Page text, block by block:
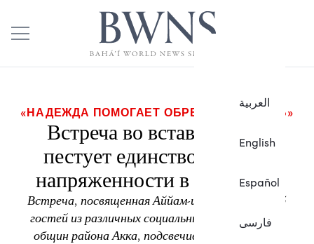
العربية
English
Español
فارسی
«НАДЕЖДА ПОМОГАЕТ ОБРЕСТИ РАДОСТЬ»
Встреча во вставные дни
пестует единство на фоне
напряженности в обществе
Встреча, посвященная Аййам-и-Ха, собирает 75
гостей из различных социальных и религиозных
общин района Акка, подсвечивая нашу общую